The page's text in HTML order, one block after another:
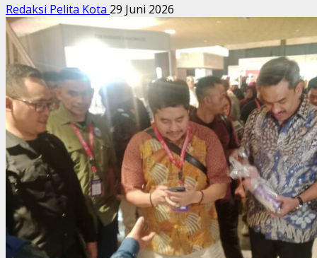
Redaksi Pelita Kota 29 Juni 2026